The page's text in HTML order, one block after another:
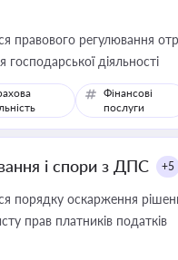
правового регулювання
діяльності
Фінансові
послуги
і спори з ДПС +5
порядку оскарження
прав платників податків